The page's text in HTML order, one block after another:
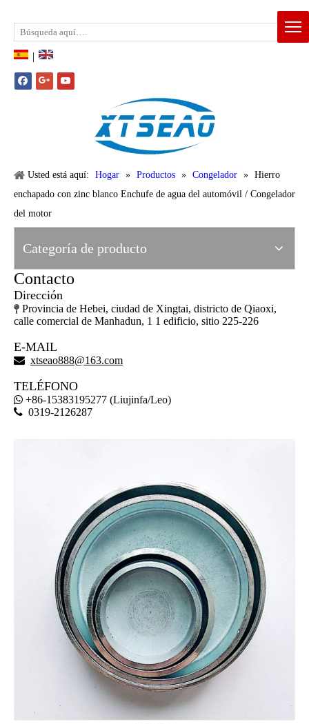
|
Usted está aquí: Hogar » Productos » Congelador » Hierro
enchapado con zinc blanco Enchufe de agua del automóvil / Congelador
del motor
Categoría de producto
Contacto
Dirección
 Provincia de Hebei, ciudad de Xingtai, districto de Qiaoxi,
calle comercial de Manhadun, 1 1 edificio, sitio 225-226
E-MAIL
 xtseao888@163.com
TELÉFONO
 +86-15383195277 (Liujinfa/Leo)
 0319-2126287